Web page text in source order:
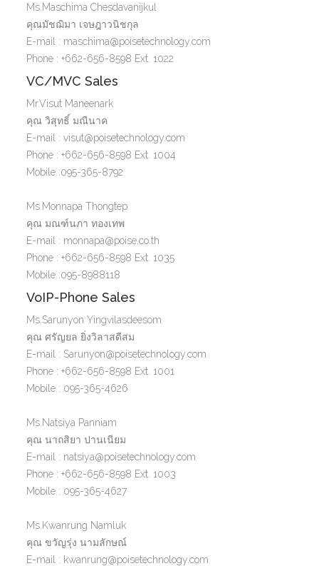
Ms.Maschima Chesdavanijkul
คุณมัชฌิมา เจษฎาวนิชกุล
E-mail : maschima@poisetechnology.com
Phone : +662-656-8598 Ext. 1022
VC/MVC Sales
Mr.Visut Maneenark
คุณ วิสุทธิ์ มณีนาค
E-mail : visut@poisetechnology.com
Phone : +662-656-8598 Ext. 1004
Mobile :095-365-8792
Ms.Monnapa Thongtep
คุณ มณฑ์นภา ทองเทพ
E-mail : monnapa@poise.co.th
Phone : +662-656-8598 Ext. 1035
Mobile :095-8988118
VoIP-Phone Sales
Ms.Sarunyon Yingvilasdeesom
คุณ ศรัญยล ยิ่งวิลาสดีสม
E-mail : Sarunyon@poisetechnology.com
Phone : +662-656-8598 Ext. 1001
Mobile : 095-365-4626
Ms.Natsiya Panniam
คุณ นาถสิยา ปานเนียม
E-mail : natsiya@poisetechnology.com
Phone : +662-656-8598 Ext. 1003
Mobile : 095-365-4627
Ms.Kwanrung Namluk
คุณ ขวัญรุ่ง นามลักษณ์
E-mail : kwanrung@poisetechnology.com